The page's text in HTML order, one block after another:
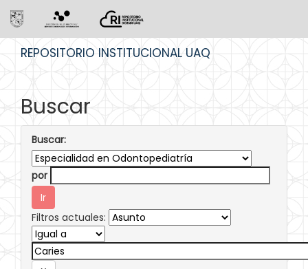
REPOSITORIO INSTITUCIONAL UAQ
Buscar
Buscar:
por
Filtros actuales: